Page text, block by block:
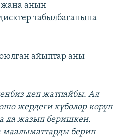
жана анын
табылбаганына
айыптар аны
деп жатпайбы. Ал
жердеги күбөлөр көрүп
да жазып беришкен.
маалыматтарды берип